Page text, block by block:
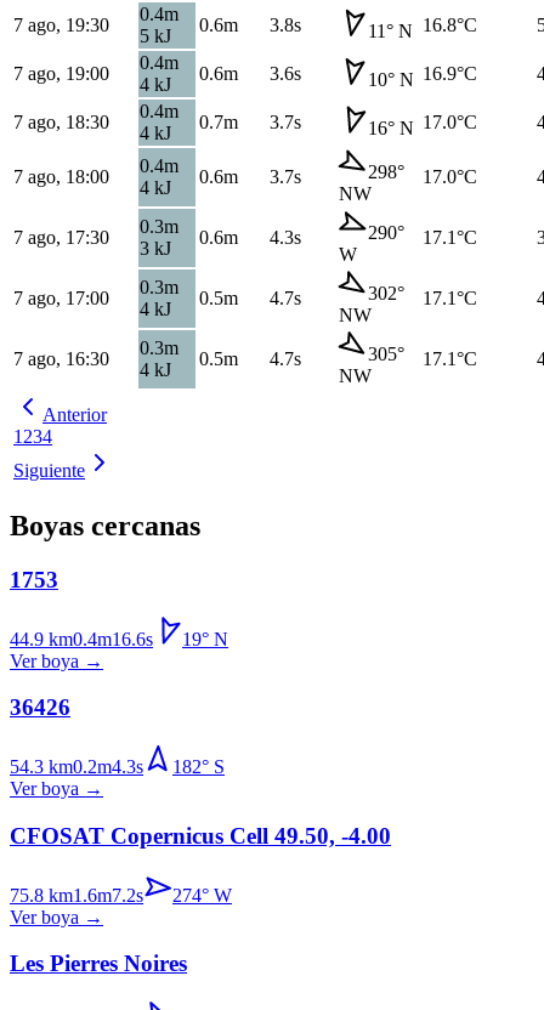
7 ago, 19:30
0.4m
5 kJ
0.6m 3.8s 11° N 16.8°C
7 ago, 19:00
0.4m
4 kJ
0.6m 3.6s 10° N 16.9°C
7 ago, 18:30
0.4m
4 kJ
0.7m 3.7s 16° N 17.0°C
7 ago, 18:00
0.4m
4 kJ
0.6m 3.7s 298°
NW
17.0°C
7 ago, 17:30
0.3m
3 kJ
0.6m 4.3s 290°
W
17.1°C
7 ago, 17:00
0.3m
4 kJ
0.5m 4.7s 302°
NW
17.1°C
7 ago, 16:30
0.3m
4 kJ
0.5m 4.7s 305°
NW
17.1°C
Anterior
1 234
Siguiente
Boyas cercanas
1753
44.9 km0.4m16.6s 19° N
Ver boya →
36426
54.3 km0.2m4.3s 182° S
Ver boya →
CFOSAT Copernicus Cell 49.50, -4.00
75.8 km1.6m7.2s 274° W
Ver boya →
Les Pierres Noires